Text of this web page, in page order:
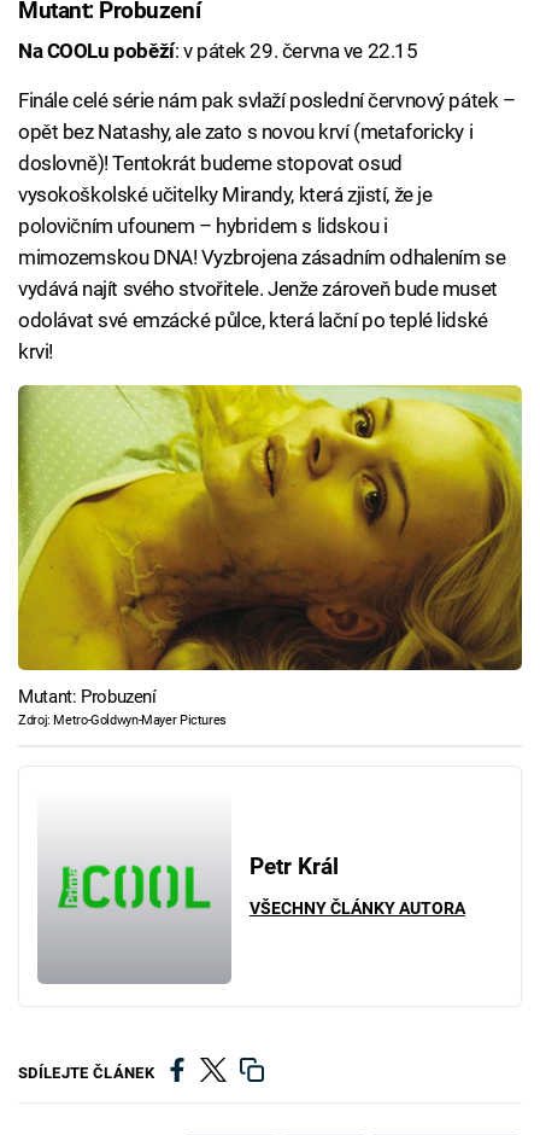
Mutant: Probuzení
Na COOLu poběží: v pátek 29. června ve 22.15
Finále celé série nám pak svlaží poslední červnový pátek –
opět bez Natashy, ale zato s novou krví (metaforicky i
doslovně)! Tentokrát budeme stopovat osud
vysokoškolské učitelky Mirandy, která zjistí, že je
polovičním ufounem – hybridem s lidskou i
mimozemskou DNA! Vyzbrojena zásadním odhalením se
vydává najít svého stvořitele. Jenže zároveň bude muset
odolávat své emzácké půlce, která lační po teplé lidské
krvi!
Mutant: Probuzení
Zdroj: Metro-Goldwyn-Mayer Pictures
Petr Král
VŠECHNY ČLÁNKY AUTORA
SDÍLEJTE ČLÁNEK